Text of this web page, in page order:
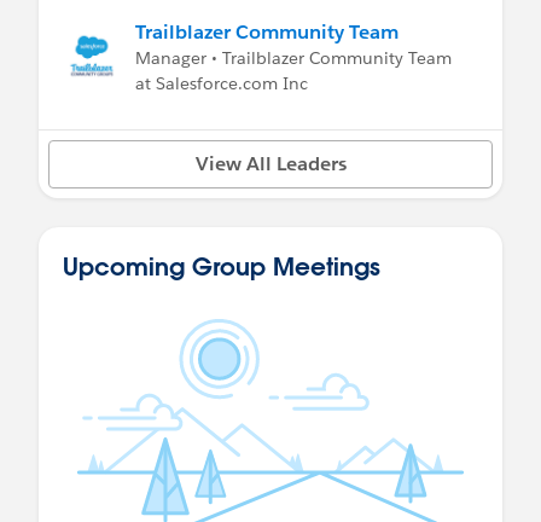
Trailblazer Community Team
Manager • Trailblazer Community Team
at Salesforce.com Inc
View All Leaders
Upcoming Group Meetings